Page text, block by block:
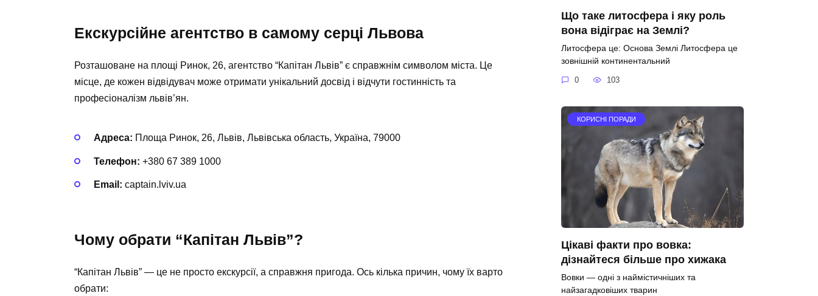
Екскурсійне агентство в самому серці Львова
Розташоване на площі Ринок, 26, агентство “Капітан Львів” є справжнім символом міста. Це
місце, де кожен відвідувач може отримати унікальний досвід і відчути гостинність та
професіоналізм львів’ян.
Адреса: Площа Ринок, 26, Львів, Львівська область, Україна, 79000
Телефон: +380 67 389 1000
Email: captain.lviv.ua
Чому обрати “Капітан Львів”?
“Капітан Львів” — це не просто екскурсії, а справжня пригода. Ось кілька причин, чому їх варто
обрати:
Що таке литосфера і яку роль
вона відіграє на Землі?
Литосфера це: Основа Землі Литосфера це
зовнішній континентальний
0 103
КОРИСНІ ПОРАДИ
Цікаві факти про вовка:
дізнайтеся більше про хижака
Вовки — одні з наймістичніших та
найзагадковіших тварин